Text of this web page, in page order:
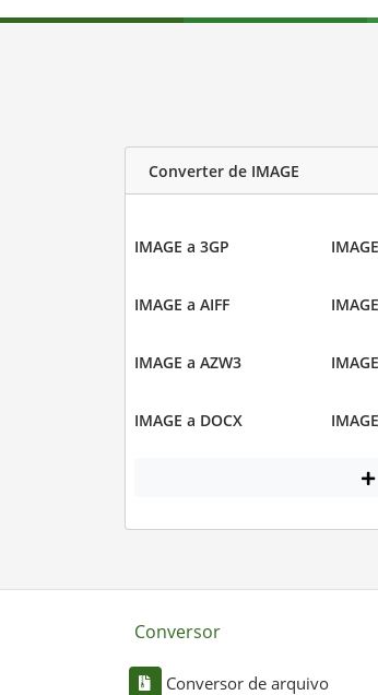
Converter de IMAGE
IMAGE a 3GP
IMAGE a AIFF
IMAGE a AZW3
IMAGE a DOCX
Conversor
Conversor de arquivo